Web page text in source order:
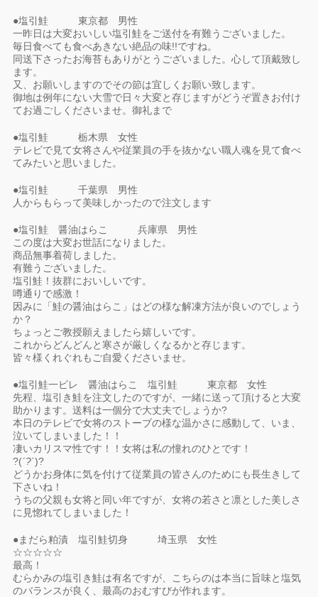
●塩引鮭 東京都 男性
一昨日は大変おいしい塩引鮭をご送付を有難うございました。
毎日食べても食べあきない絶品の味!!ですね。
同送下さったお海苔もありがとうございました。心して頂戴致し
ます。
又、お願いしますのでその節は宜しくお願い致します。
御地は例年にない大雪で日々大変と存じますがどうぞ置きお付け
てお過ごしくださいませ。御礼まで
●塩引鮭 栃木県 女性
テレビで見て女将さんや従業員の手を抜かない職人魂を見て食べ
てみたいと思いました。
●塩引鮭 千葉県 男性
人からもらって美味しかったので注文します
●塩引鮭 醤油はらこ 兵庫県 男性
この度は大変お世話になりました。
商品無事着荷しました。
有難うございました。
塩引鮭！抜群においしいです。
噂通りで感激！
因みに「鮭の醤油はらこ」はどの様な解凍方法が良いのでしょう
か？
ちょっとご教授願えましたら嬉しいです。
これからどんどんと寒さが厳しくなるかと存じます。
皆々様くれぐれもご自愛くださいませ。
●塩引鮭一ビレ 醤油はらこ 塩引鮭 東京都 女性
先程、塩引き鮭を注文したのですが、一緒に送って頂けると大変
助かります。送料は一個分で大丈夫でしょうか?
本日のテレビで女将のストーブの様な温かさに感動して、いま、
泣いてしまいました！！
凄いカリスマ性です！！女将は私の憧れのひとです！
?(´?`)?
どうかお身体に気を付けて従業員の皆さんのためにも長生きして
下さいね！
うちの父親も女将と同い年ですが、女将の若さと凛とした美しさ
に見惚れてしまいました！
●まだら粕漬 塩引鮭切身 埼玉県 女性
☆☆☆☆☆
最高！
むらかみの塩引き鮭は有名ですが、こちらのは本当に旨味と塩気
のバランスが良く、最高のおむすびが作れます。